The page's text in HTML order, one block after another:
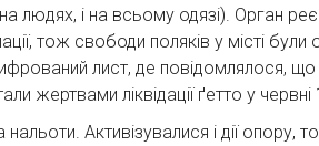
людях, і на всьому одязі). Орган
тож свободи поляків у місті були
лист, де повідомлялося, що
жертвами ліквідації ґетто у червні
Активізувалися і дії